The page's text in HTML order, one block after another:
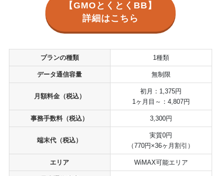
【GMOとくとくBB】
詳細はこちら
プランの種類 1種類
データ通信容量 無制限
月額料金（税込）
初月：1,375円
1ヶ月目～：4,807円
事務手数料（税込） 3,300円
端末代（税込）
実質0円
（770円×36ヶ月割引）
エリア WiMAX可能エリア